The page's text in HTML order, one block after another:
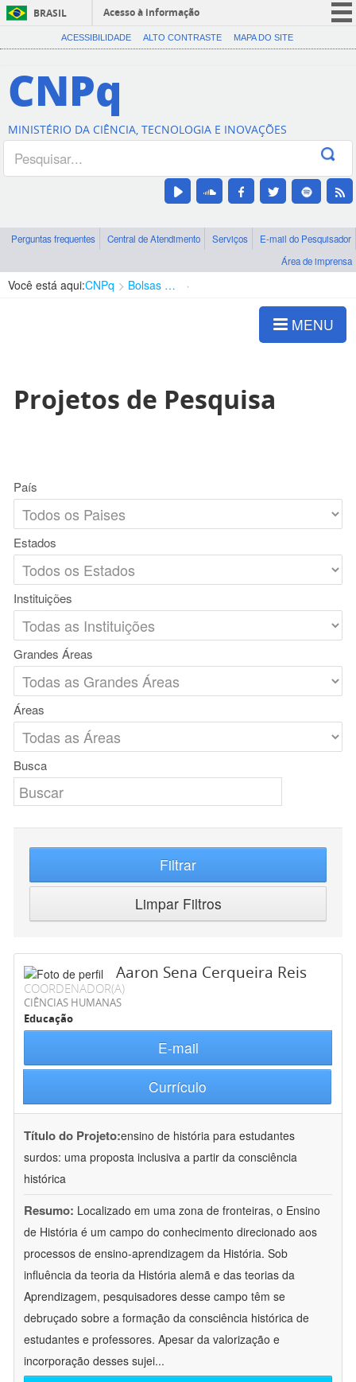
BRASIL
Acesso à informação
CORONAVÍRUS (COVID-19)
Canais
ACESSIBILIDADE ALTO CONTRASTE MAPA DO SITE
CNPq
MINISTÉRIO DA CIÊNCIA, TECNOLOGIA E INOVAÇÕES
Perguntas frequentes Central de Atendimento Serviços
E-mail do Pesquisador
Área de imprensa
Você está aqui:CNPq Bolsas e Auxílios Vigentes
MENU
Projetos de Pesquisa
País
Estados
Instituições
Grandes Áreas
Áreas
Busca
Filtrar
Limpar Filtros
Aaron Sena Cerqueira Reis
COORDENADOR(A)
CIÊNCIAS HUMANAS
Educação
E-mail
Currículo
Título do Projeto:ensino de história para estudantes
surdos: uma proposta inclusiva a partir da consciência
histórica
Resumo: Localizado em uma zona de fronteiras, o Ensino
de História é um campo do conhecimento direcionado aos
processos de ensino-aprendizagem da História. Sob
influência da teoria da História alemã e das teorias da
Aprendizagem, pesquisadores desse campo têm se
debruçado sobre a formação da consciência histórica de
estudantes e professores. Apesar da valorização e
incorporação desses sujei...